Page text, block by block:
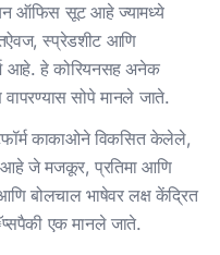
ऑफिस सूट आहे ज्यामध्ये
स्प्रेडशीट आणि
आहे. हे कोरियनसह अनेक
सोपे मानले जाते.
काकाओने विकसित केलेले,
जे मजकूर, प्रतिमा आणि
बोलचाल भाषेवर लक्ष केंद्रित
एक मानले जाते.